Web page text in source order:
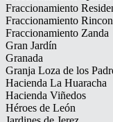
Fraccionamiento
Fraccionamiento
Fraccionamiento Zanda
Gran Jardín
Granada
Granja Loza de los
Hacienda La Huaracha
Hacienda Viñedos
Héroes de León